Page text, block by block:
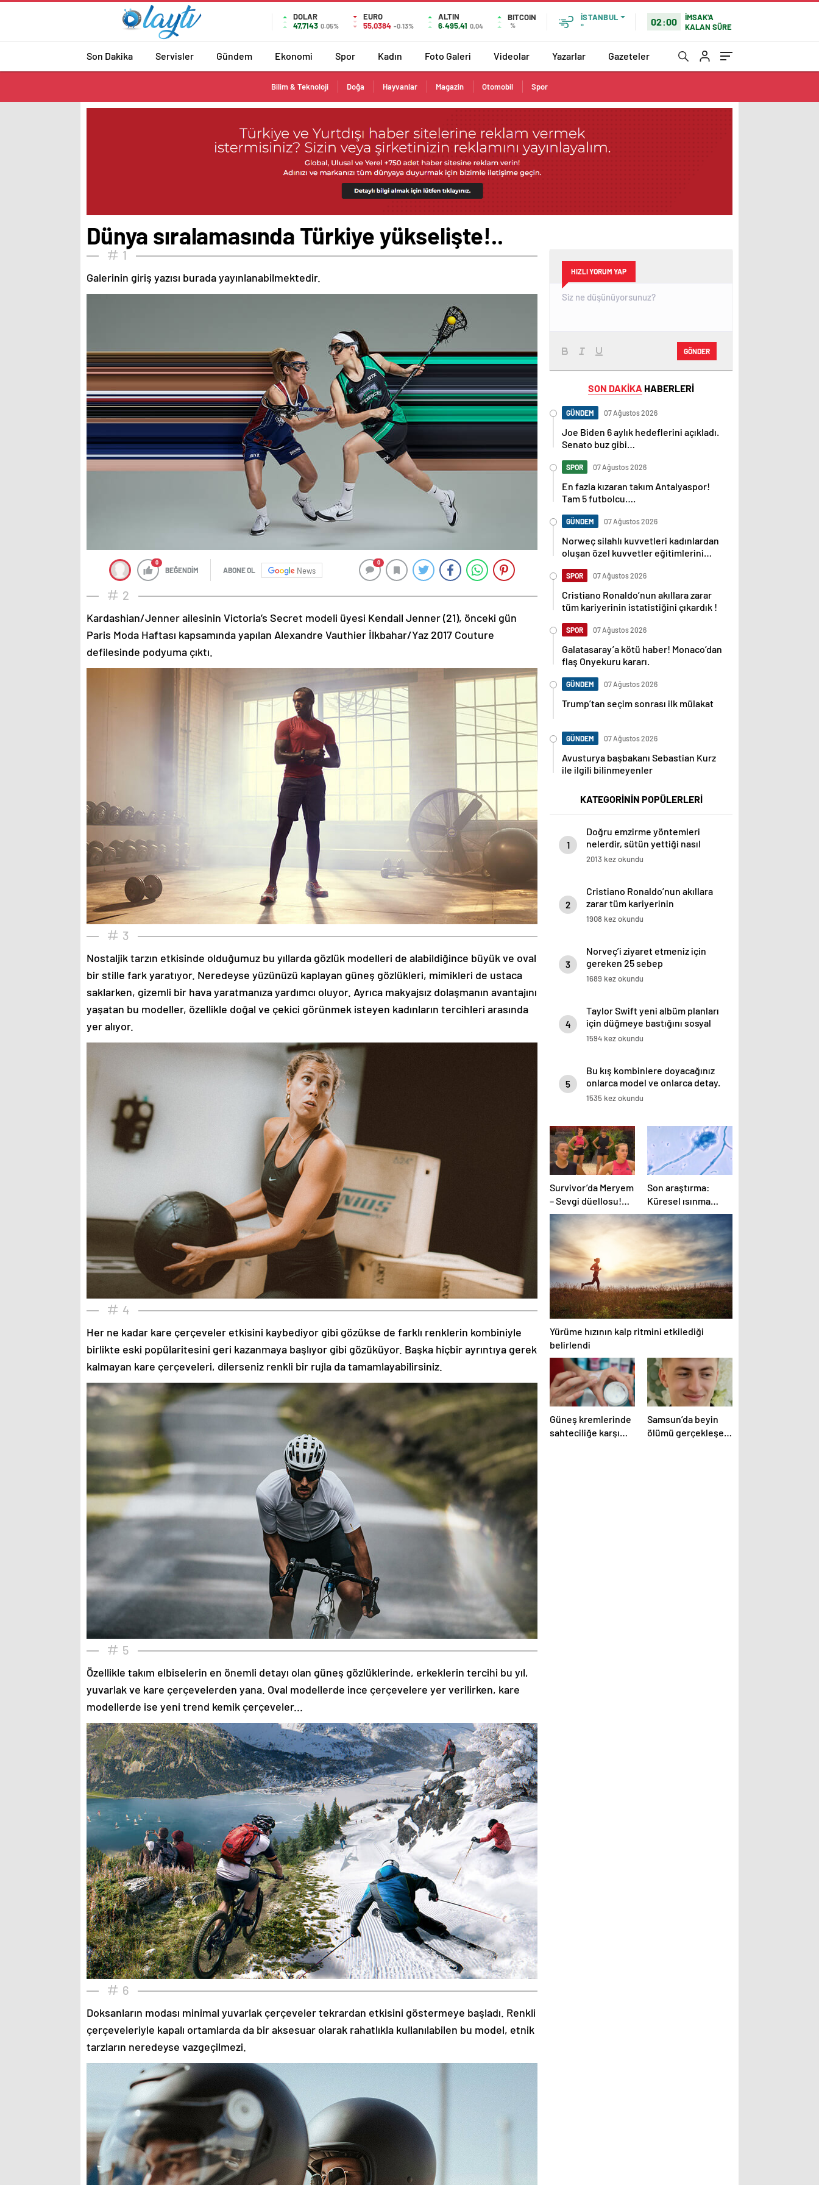
DOLAR
47,7143 0.05%
EURO
55,0384 -0.13%
ALTIN
6.495,41 0,04
BITCOIN
%
İSTANBUL
°
02:00
İMSAK'A
KALAN SÜRE
Son Dakika Servisler Gündem Ekonomi Spor Kadın Foto Galeri Videolar Yazarlar Gazeteler
Bilim & Teknoloji Doğa Hayvanlar Magazin Otomobil Spor
Dünya sıralamasında Türkiye yükselişte!..
1
Galerinin giriş yazısı burada yayınlanabilmektedir.
0
BEĞENDİM ABONE OL News
0
2
Kardashian/Jenner ailesinin Victoria’s Secret modeli üyesi Kendall Jenner (21), önceki gün
Paris Moda Haftası kapsamında yapılan Alexandre Vauthier İlkbahar/Yaz 2017 Couture
defilesinde podyuma çıktı.
3
Nostaljik tarzın etkisinde olduğumuz bu yıllarda gözlük modelleri de alabildiğince büyük ve oval
bir stille fark yaratıyor. Neredeyse yüzünüzü kaplayan güneş gözlükleri, mimikleri de ustaca
saklarken, gizemli bir hava yaratmanıza yardımcı oluyor. Ayrıca makyajsız dolaşmanın avantajını
yaşatan bu modeller, özellikle doğal ve çekici görünmek isteyen kadınların tercihleri arasında
yer alıyor.
4
Her ne kadar kare çerçeveler etkisini kaybediyor gibi gözükse de farklı renklerin kombiniyle
birlikte eski popülaritesini geri kazanmaya başlıyor gibi gözüküyor. Başka hiçbir ayrıntıya gerek
kalmayan kare çerçeveleri, dilerseniz renkli bir rujla da tamamlayabilirsiniz.
5
Özellikle takım elbiselerin en önemli detayı olan güneş gözlüklerinde, erkeklerin tercihi bu yıl,
yuvarlak ve kare çerçevelerden yana. Oval modellerde ince çerçevelere yer verilirken, kare
modellerde ise yeni trend kemik çerçeveler...
6
Doksanların modası minimal yuvarlak çerçeveler tekrardan etkisini göstermeye başladı. Renkli
çerçeveleriyle kapalı ortamlarda da bir aksesuar olarak rahatlıkla kullanılabilen bu model, etnik
tarzların neredeyse vazgeçilmezi.
HIZLI YORUM YAP
GÖNDER
SON DAKİKA HABERLERİ
GÜNDEM 07 Ağustos 2026
Joe Biden 6 aylık hedeflerini açıkladı.
Senato buz gibi…
SPOR 07 Ağustos 2026
En fazla kızaran takım Antalyaspor!
Tam 5 futbolcu….
GÜNDEM 07 Ağustos 2026
Norweç silahlı kuvvetleri kadınlardan
oluşan özel kuvvetler eğitimlerini
SPOR 07 Ağustos 2026
Cristiano Ronaldo’nun akıllara zarar
tüm kariyerinin istatistiğini çıkardık !
SPOR 07 Ağustos 2026
Galatasaray’a kötü haber! Monaco’dan
flaş Onyekuru kararı.
GÜNDEM 07 Ağustos 2026
Trump’tan seçim sonrası ilk mülakat
GÜNDEM 07 Ağustos 2026
Avusturya başbakanı Sebastian Kurz
ile ilgili bilinmeyenler
KATEGORİNİN POPÜLERLERİ
1
Doğru emzirme yöntemleri
nelerdir, sütün yettiği nasıl
anlaşılır?
2013 kez okundu
2
Cristiano Ronaldo’nun akıllara
zarar tüm kariyerinin
istatistiğini çıkardık !
1908 kez okundu
3
Norveç’i ziyaret etmeniz için
gereken 25 sebep
1689 kez okundu
4
Taylor Swift yeni albüm planları
için düğmeye bastığını sosyal
medyadan duyurdu!
1594 kez okundu
5
Bu kış kombinlere doyacağınız
onlarca model ve onlarca detay.
1535 kez okundu
Survivor’da Meryem
– Sevgi düellosu!
Yağmur’un rakibi
belli oldu
Son araştırma:
Küresel ısınma
ölümcül mantar
hastalığını yayabilir
Yürüme hızının kalp ritmini etkilediği
belirlendi
Güneş kremlerinde
sahteciliğe karşı
Samsun’da beyin
ölümü gerçekleşen